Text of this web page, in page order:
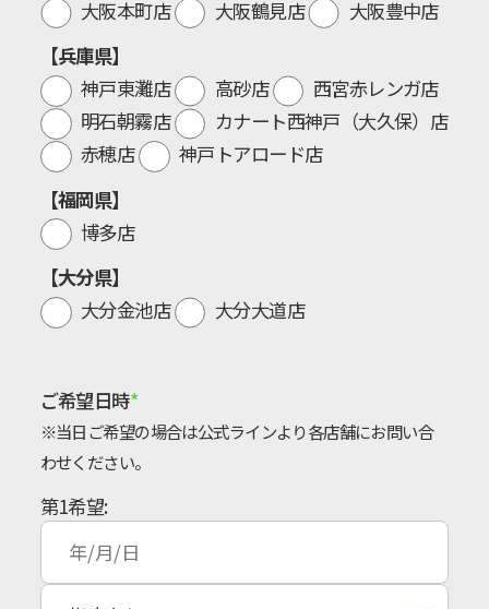
大阪本町店
大阪鶴見店
大阪豊中店
【兵庫県】
神戸東灘店
高砂店
西宮赤レンガ店
明石朝霧店
カナート西神戸（大久保）店
赤穂店
神戸トアロード店
【福岡県】
博多店
【大分県】
大分金池店
大分大道店
ご希望日時
※当日ご希望の場合は公式ラインより各店舗にお問い合
わせください。
第1希望: